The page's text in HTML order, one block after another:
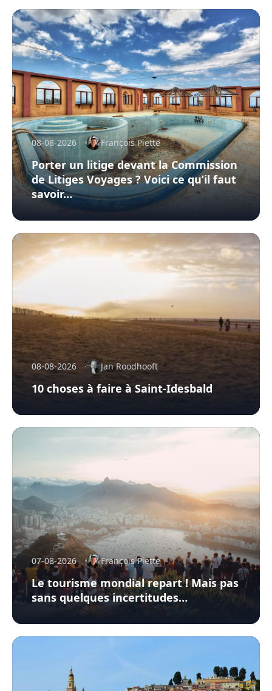
08-08-2026 François Piette
Porter un litige devant la Commission
de Litiges Voyages ? Voici ce qu’il faut
savoir…
08-08-2026 Jan Roodhooft
10 choses à faire à Saint-Idesbald
07-08-2026 François Piette
Le tourisme mondial repart ! Mais pas
sans quelques incertitudes…